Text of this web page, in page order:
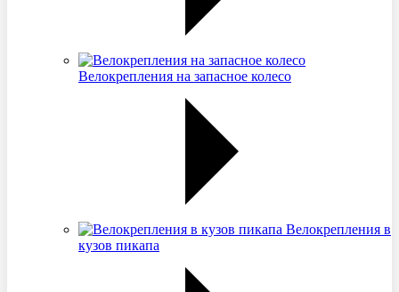
Велокрепления на запасное колесо
Велокрепления в
кузов пикапа